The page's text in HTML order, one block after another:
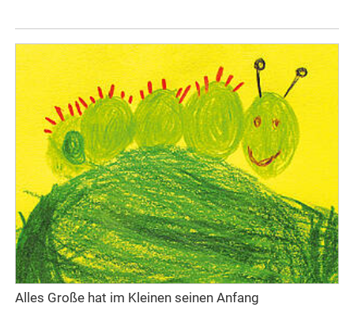
Alles Große hat im Kleinen seinen Anfang